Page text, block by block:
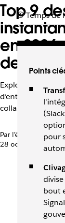
Top 9
en
de choix
Explorez les
d’entreprise et
collaboration au
Par l’équipe Slack
28 octobre 2025
Temps de
Points
pour
bout